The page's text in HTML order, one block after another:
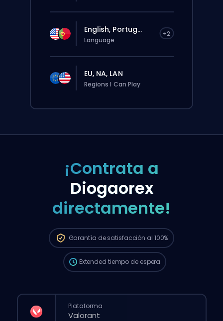
English, Portug... +2
Language
EU, NA, LAN
Regions I Can Play
¡Contrata a
Diogaorex
directamente!
Garantía desatisfacción al 100%
El pedido se le asignará
automáticamente a este booster, así que
que si hicieras un pedido normal desde la
web.
Extended tiempo de espera
Plataforma